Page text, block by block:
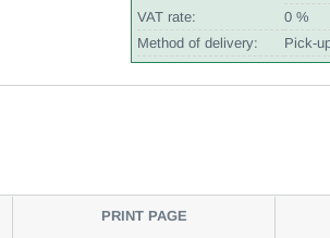
VAT rate:
0 %
Method of delivery:
Pick-
PRINT PAGE